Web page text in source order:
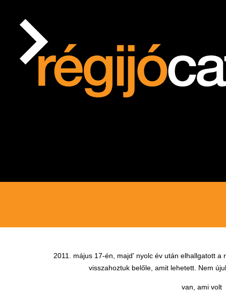
2011. május 17-én, majd' nyolc év után elhallgatott
visszahoztuk belőle, amit lehetett. Nem
van, ami volt